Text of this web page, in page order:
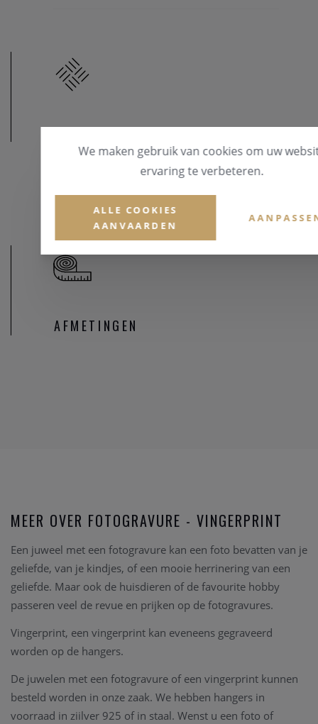
MATERIAAL
AFMETINGEN
MEER OVER FOTOGRAVURE - VINGERPRINT
Een juweel met een fotogravure kan een foto bevatten van je
geliefde, van je kindjes, of een mooie herrinering van een
geliefde. Maar ook de huisdieren of de favourite hobby
passeren veel de revue en prijken op de fotogravures.
Vingerprint, een vingerprint kan eveneens gegraveerd
worden op de hangers.
De juwelen met een fotogravure of een vingerprint kunnen
besteld worden in onze zaak. We hebben hangers in
voorraad in ziilver 925 of in staal. Wenst u een foto of
We maken gebruik van cookies om uw
ervaring te verbeteren.
ALLE COOKIES
AANVAARDEN